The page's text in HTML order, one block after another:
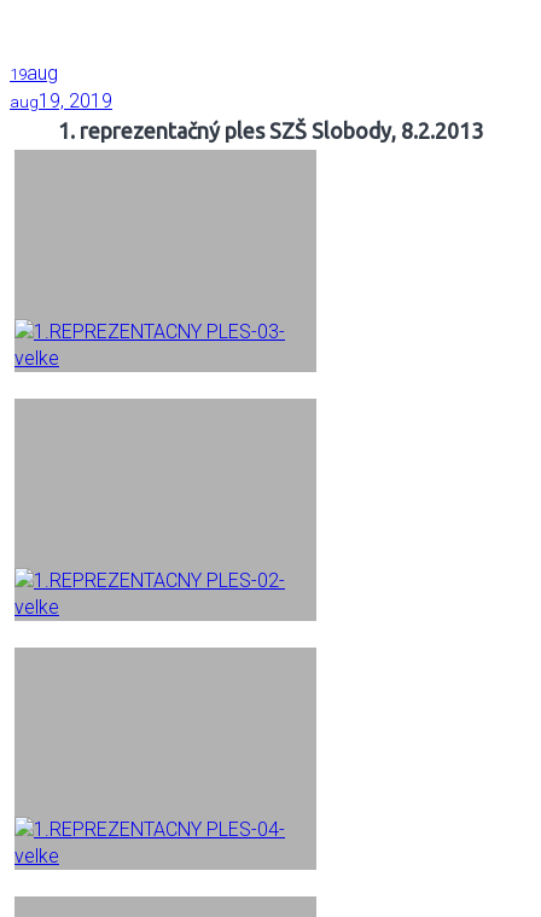
19aug
aug19, 2019
1. reprezentačný ples SZŠ Slobody, 8.2.2013